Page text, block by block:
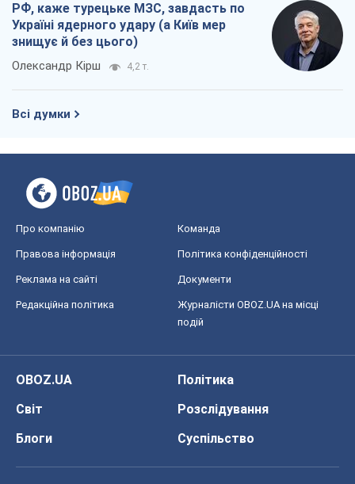
РФ, каже турецьке МЗС, завдасть по
Україні ядерного удару (а Київ мер
знищує й без цього)
Олександр Кірш 4,2 т.
Всі думки
Про компанію Команда
Правова інформація Політика конфіденційності
Реклама на сайті Документи
Редакційна політика
Журналісти OBOZ.UA на місці
подій
OBOZ.UA
Політика
Світ
Розслідування
Блоги
Суспільство